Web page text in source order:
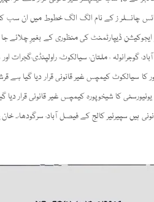
چانسلر ز کے نام الگ الگ خطوط میں ان سب
ایجوکیشن ڈیپارٹمنٹ کی منظوری کے بغیرِ
بہاولپور٫فیصل
کا سیالکوٹ کیمپس غیر قانونی قرار دیا گیا ہے
کے فیصل آباد٫ سرگودھا٫۔ خان پور٫ اور بہاولپور کیمپسز غیر قانونی قرار دیے گئے ہیں